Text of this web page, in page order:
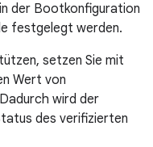
der Bootkonfiguration
festgelegt werden.
setzen Sie mit
Wert von
wird der
des verifizierten